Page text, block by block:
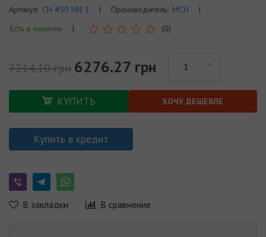
Артикул: CH 450 HN 1 | Производитель: MCH
|
Есть в наличии
| (0)
7214.10 грн 6276.27 грн
КУПИТЬ ХОЧУ ДЕШЕВЛЕ
Купить в кредит
В закладки В сравнение